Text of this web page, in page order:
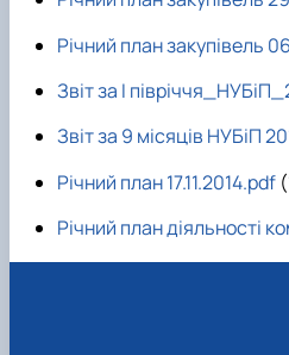
Річний план закупівель
Звіт за І
Звіт за 9 місяців НУБіП
Річний план 17.11.2014.pdf
Річний план діяльності